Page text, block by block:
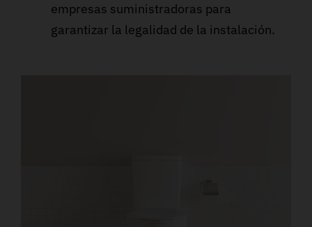
empresas suministradoras para
garantizar la legalidad de la instalación.